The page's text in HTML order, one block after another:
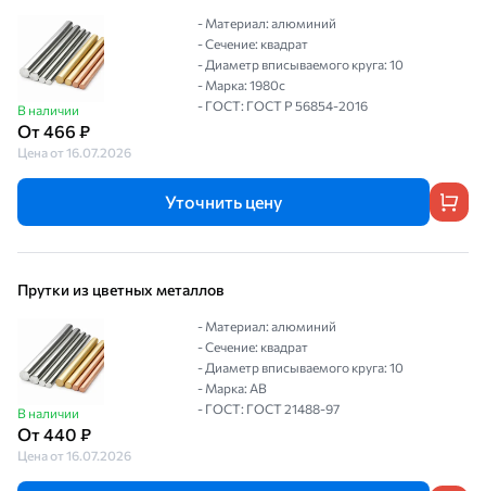
В наличии
От 466 ₽
Цена от 16.07.2026
- Материал: алюминий
- Сечение: квадрат
- Диаметр вписываемого круга: 10
- Марка: 1980с
- ГОСТ: ГОСТ Р 56854-2016
Уточнить цену
Прутки из цветных металлов
В наличии
От 440 ₽
Цена от 16.07.2026
- Материал: алюминий
- Сечение: квадрат
- Диаметр вписываемого круга: 10
- Марка: АВ
- ГОСТ: ГОСТ 21488-97